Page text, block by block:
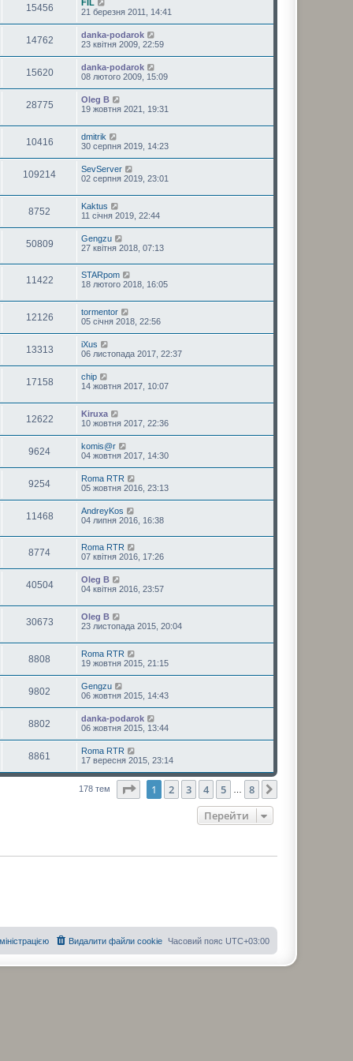
15456
FIL
21 березня 2011, 14:41
14762
danka-podarok
23 квітня 2009, 22:59
15620
danka-podarok
08 лютого 2009, 15:09
28775
Oleg B
19 жовтня 2021, 19:31
10416
dmitrik
30 серпня 2019, 14:23
109214
SevServer
02 серпня 2019, 23:01
8752
Kaktus
11 січня 2019, 22:44
50809
Gengzu
27 квітня 2018, 07:13
11422
STARpom
18 лютого 2018, 16:05
12126
tormentor
05 січня 2018, 22:56
13313
iXus
06 листопада 2017, 22:37
17158
chip
14 жовтня 2017, 10:07
12622
Kiruxa
10 жовтня 2017, 22:36
9624
komis@r
04 жовтня 2017, 14:30
9254
Roma RTR
05 жовтня 2016, 23:13
11468
AndreyKos
04 липня 2016, 16:38
8774
Roma RTR
07 квітня 2016, 17:26
40504
Oleg B
04 квітня 2016, 23:57
30673
Oleg B
23 листопада 2015, 20:04
8808
Roma RTR
19 жовтня 2015, 21:15
9802
Gengzu
06 жовтня 2015, 14:43
8802
danka-podarok
06 жовтня 2015, 13:44
8861
Roma RTR
17 вересня 2015, 23:14
178 тем Сторінка 1з 8
1 2 3 4 5 8
Перейти
Часовий пояс UTC+03:00
Видалити файли cookie